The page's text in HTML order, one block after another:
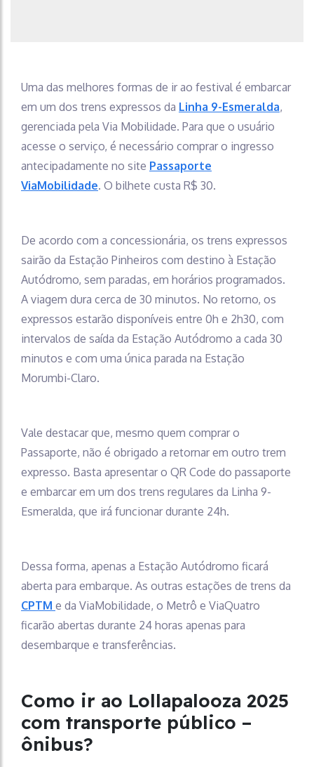
Uma das melhores formas de ir ao festival é embarcar
em um dos trens expressos da Linha 9-Esmeralda,
gerenciada pela Via Mobilidade. Para que o usuário
acesse o serviço, é necessário comprar o ingresso
antecipadamente no site Passaporte
ViaMobilidade. O bilhete custa R$ 30.
De acordo com a concessionária, os trens expressos
sairão da Estação Pinheiros com destino à Estação
Autódromo, sem paradas, em horários programados.
A viagem dura cerca de 30 minutos. No retorno, os
expressos estarão disponíveis entre 0h e 2h30, com
intervalos de saída da Estação Autódromo a cada 30
minutos e com uma única parada na Estação
Morumbi-Claro.
Vale destacar que, mesmo quem comprar o
Passaporte, não é obrigado a retornar em outro trem
expresso. Basta apresentar o QR Code do passaporte
e embarcar em um dos trens regulares da Linha 9-
Esmeralda, que irá funcionar durante 24h.
Dessa forma, apenas a Estação Autódromo ficará
aberta para embarque. As outras estações de trens da
CPTM e da ViaMobilidade, o Metrô e ViaQuatro
ficarão abertas durante 24 horas apenas para
desembarque e transferências.
Como ir ao Lollapalooza 2025
com transporte público –
ônibus?